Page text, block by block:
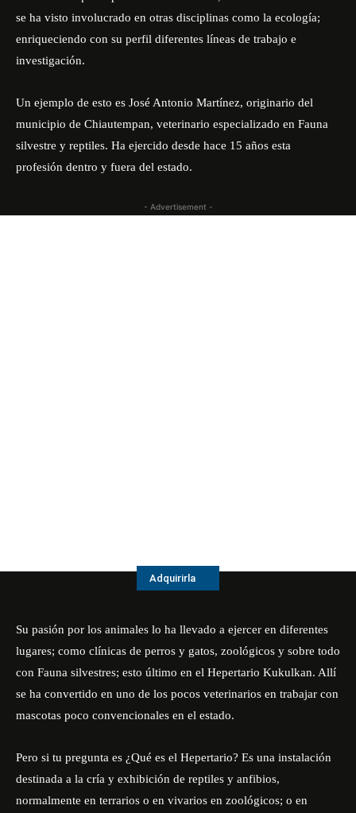
se ha visto involucrado en otras disciplinas como la ecología;
enriqueciendo con su perfil diferentes líneas de trabajo e
investigación.
Un ejemplo de esto es José Antonio Martínez, originario del
municipio de Chiautempan, veterinario especializado en Fauna
silvestre y reptiles. Ha ejercido desde hace 15 años esta
profesión dentro y fuera del estado.
- Advertisement -
Adquirirla
Su pasión por los animales lo ha llevado a ejercer en diferentes
lugares; como clínicas de perros y gatos, zoológicos y sobre todo
con Fauna silvestres; esto último en el Hepertario Kukulkan. Allí
se ha convertido en uno de los pocos veterinarios en trabajar con
mascotas poco convencionales en el estado.
Pero si tu pregunta es ¿Qué es el Hepertario? Es una instalación
destinada a la cría y exhibición de reptiles y anfibios,
normalmente en terrarios o en vivarios en zoológicos; o en